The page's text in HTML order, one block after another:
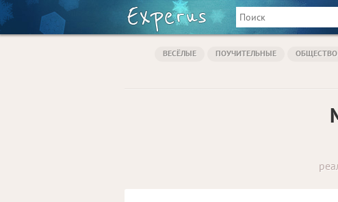
ВЕСЁЛЫЕ ПОУЧИТЕЛЬНЫЕ ОБЩЕСТВО